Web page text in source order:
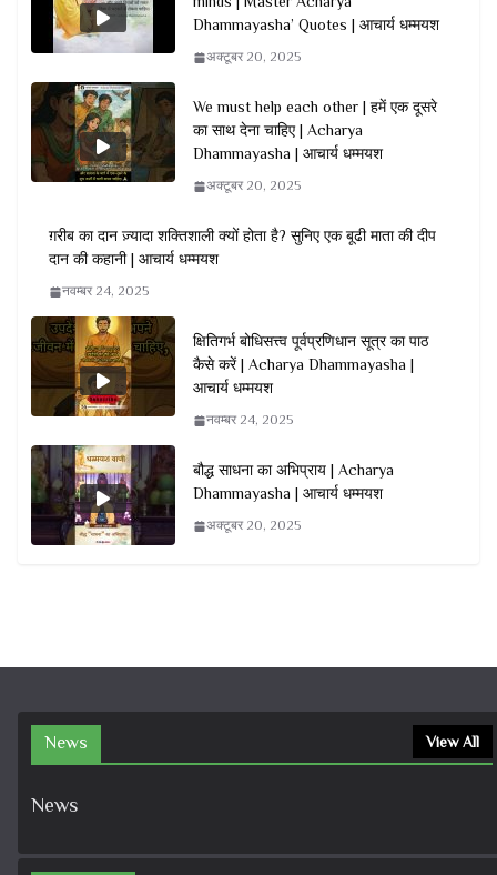
Dhammayasha’ Quotes | आचार्य धम्मयश
अक्टूबर 20, 2025
We must help each other | हमें एक दूसरे
का साथ देना चाहिए | Acharya
Dhammayasha | आचार्य धम्मयश
अक्टूबर 20, 2025
ग़रीब का दान ज़्यादा शक्तिशाली क्यों होता है? सुनिए एक बूढी माता की दीप
दान की कहानी | आचार्य धम्मयश
नवम्बर 24, 2025
क्षितिगर्भ बोधिसत्त्व पूर्वप्रणिधान सूत्र का पाठ
कैसे करें | Acharya Dhammayasha |
आचार्य धम्मयश
नवम्बर 24, 2025
बौद्ध साधना का अभिप्राय | Acharya
Dhammayasha | आचार्य धम्मयश
अक्टूबर 20, 2025
News View All
News